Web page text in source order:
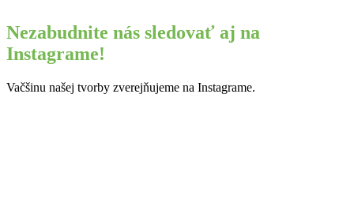
Nezabudnite nás sledovať aj na
Instagrame!
Vačšinu našej tvorby zverejňujeme na Instagrame.